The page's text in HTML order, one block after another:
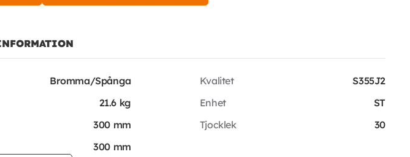
Bromma/Spånga
21.6 kg
300 mm
300 mm
Kvalitet
S355J2
Enhet
ST
Tjocklek
30